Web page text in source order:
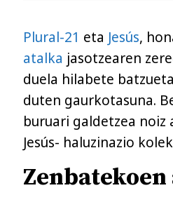
Plural-21 eta Jesús,
atalka jasotzearen
duela hilabete
duten gaurkotasuna.
buruari galdetzea
Jesús- haluzinazio